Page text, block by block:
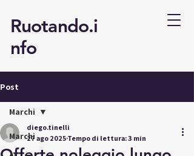
Ruotando.i
nfo
Post
Marchi
Marchi
diego.tinelli
27 ago 2025Tempo di lettura: 3 min